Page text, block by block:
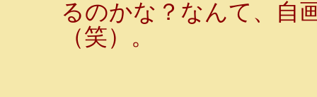
るのかな？なんて、自
（笑）。